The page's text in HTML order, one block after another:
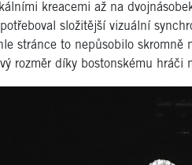
kreacemi až na
složitější vizuální
stránce to nepůsobilo skromně
rozměr díky bostonskému hráči